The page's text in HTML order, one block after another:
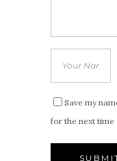
Save my
for the next time